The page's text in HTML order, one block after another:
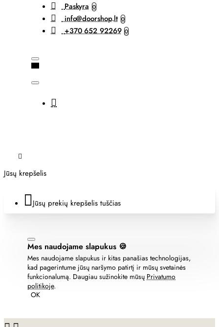
Paskyra 0
info@doorshop.lt 0
+370 652 92269 0
Jūsų krepšelis
Jūsų prekių krepšelis tuščias
Mes naudojame slapukus 🍪
Mes naudojame slapukus ir kitas panašias technologijas,
kad pagerintume jūsų naršymo patirtį ir mūsų svetainės
funkcionalumą. Daugiau sužinokite mūsų Privatumo
politikoje.
OK